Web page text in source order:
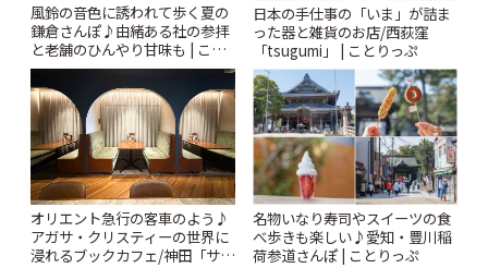
風鈴の音色に誘われて歩く夏の
鎌倉さんぽ♪由緒ある社の参拝
と老舗のひんやり甘味も | こと
りっぷ
日本の手仕事の「いま」が詰ま
った器と雑貨のお店/西荻窪
「tsugumi」 | ことりっぷ
オリエント急行の客車のよう♪
アガサ・クリスティーの世界に
浸れるブックカフェ/神田「サロ
名物いなり寿司やスイーツの食
べ歩きも楽しい♪愛知・豊川稲
荷参道さんぽ | ことりっぷ